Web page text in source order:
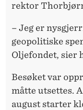
rektor
– Jeg er
geopolitiske
Oljefondet, sier
Besøket var
måtte utsettes.
august starter